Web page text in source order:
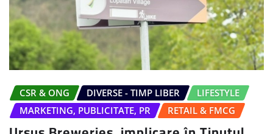
CSR & ONG DIVERSE - TIMP LIBER
LIFESTYLE
MARKETING, PUBLICITATE, PR
RETAIL & FMCG